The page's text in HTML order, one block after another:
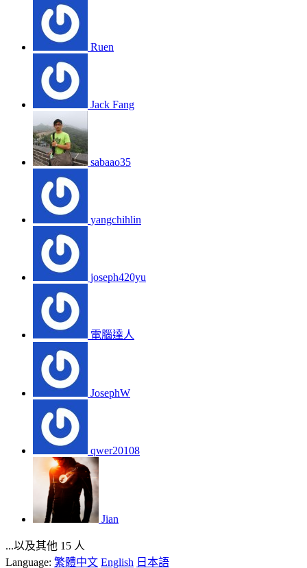
Ruen
Jack Fang
sabaao35
yangchihlin
joseph420yu
電腦達人
JosephW
qwer20108
Jian
...以及其他 15 人
Language: 繁體中文 English 日本語